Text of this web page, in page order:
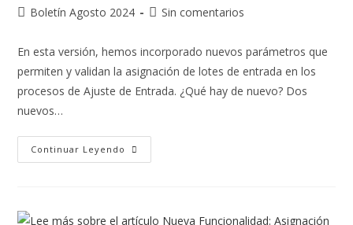
Boletín Agosto 2024
Sin comentarios
En esta versión, hemos incorporado nuevos parámetros que
permiten y validan la asignación de lotes de entrada en los
procesos de Ajuste de Entrada. ¿Qué hay de nuevo? Dos
nuevos…
Continuar Leyendo